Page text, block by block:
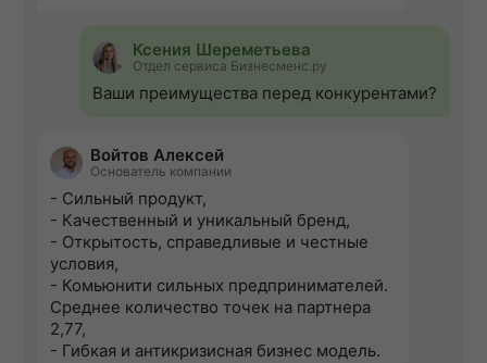
Ксения Шереметьева
Отдел сервиса Бизнесменс.ру
Ваши преимущества перед конкурентами?
Войтов Алексей
Основатель компании
- Сильный продукт,
- Качественный и уникальный бренд,
- Открытость, справедливые и честные
условия,
- Комьюнити сильных предпринимателей.
Среднее количество точек на партнера
2,77,
- Гибкая и антикризисная бизнес модель.